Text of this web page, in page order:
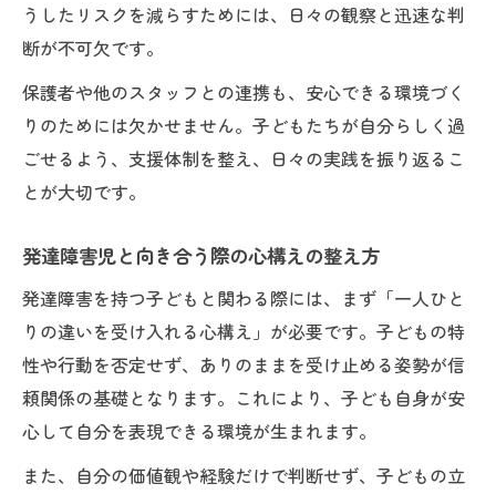
うしたリスクを減らすためには、日々の観察と迅速な判
断が不可欠です。
保護者や他のスタッフとの連携も、安心できる環境づく
りのためには欠かせません。子どもたちが自分らしく過
ごせるよう、支援体制を整え、日々の実践を振り返るこ
とが大切です。
発達障害児と向き合う際の心構えの整え方
発達障害を持つ子どもと関わる際には、まず「一人ひと
りの違いを受け入れる心構え」が必要です。子どもの特
性や行動を否定せず、ありのままを受け止める姿勢が信
頼関係の基礎となります。これにより、子ども自身が安
心して自分を表現できる環境が生まれます。
また、自分の価値観や経験だけで判断せず、子どもの立